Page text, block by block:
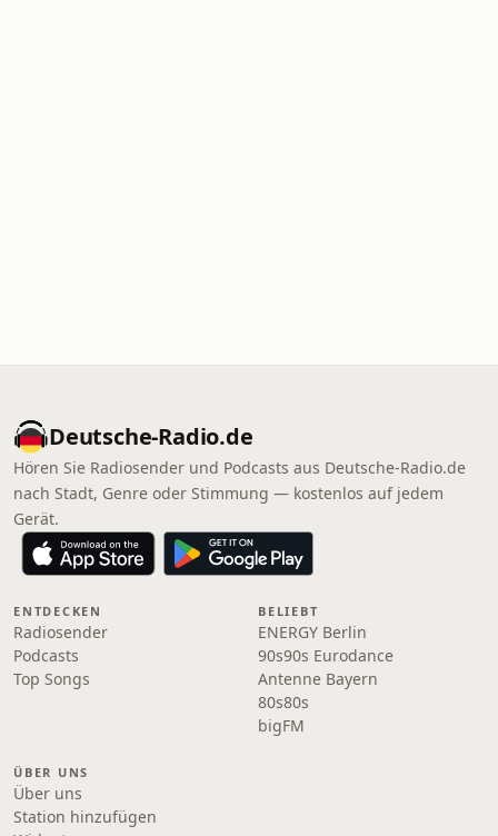
Deutsche-Radio.de
Hören Sie Radiosender und Podcasts aus Deutsche-Radio.de
nach Stadt, Genre oder Stimmung — kostenlos auf jedem
Gerät.
ENTDECKEN
Radiosender
Podcasts
Top Songs
BELIEBT
ENERGY Berlin
90s90s Eurodance
Antenne Bayern
80s80s
bigFM
ÜBER UNS
Über uns
Station hinzufügen